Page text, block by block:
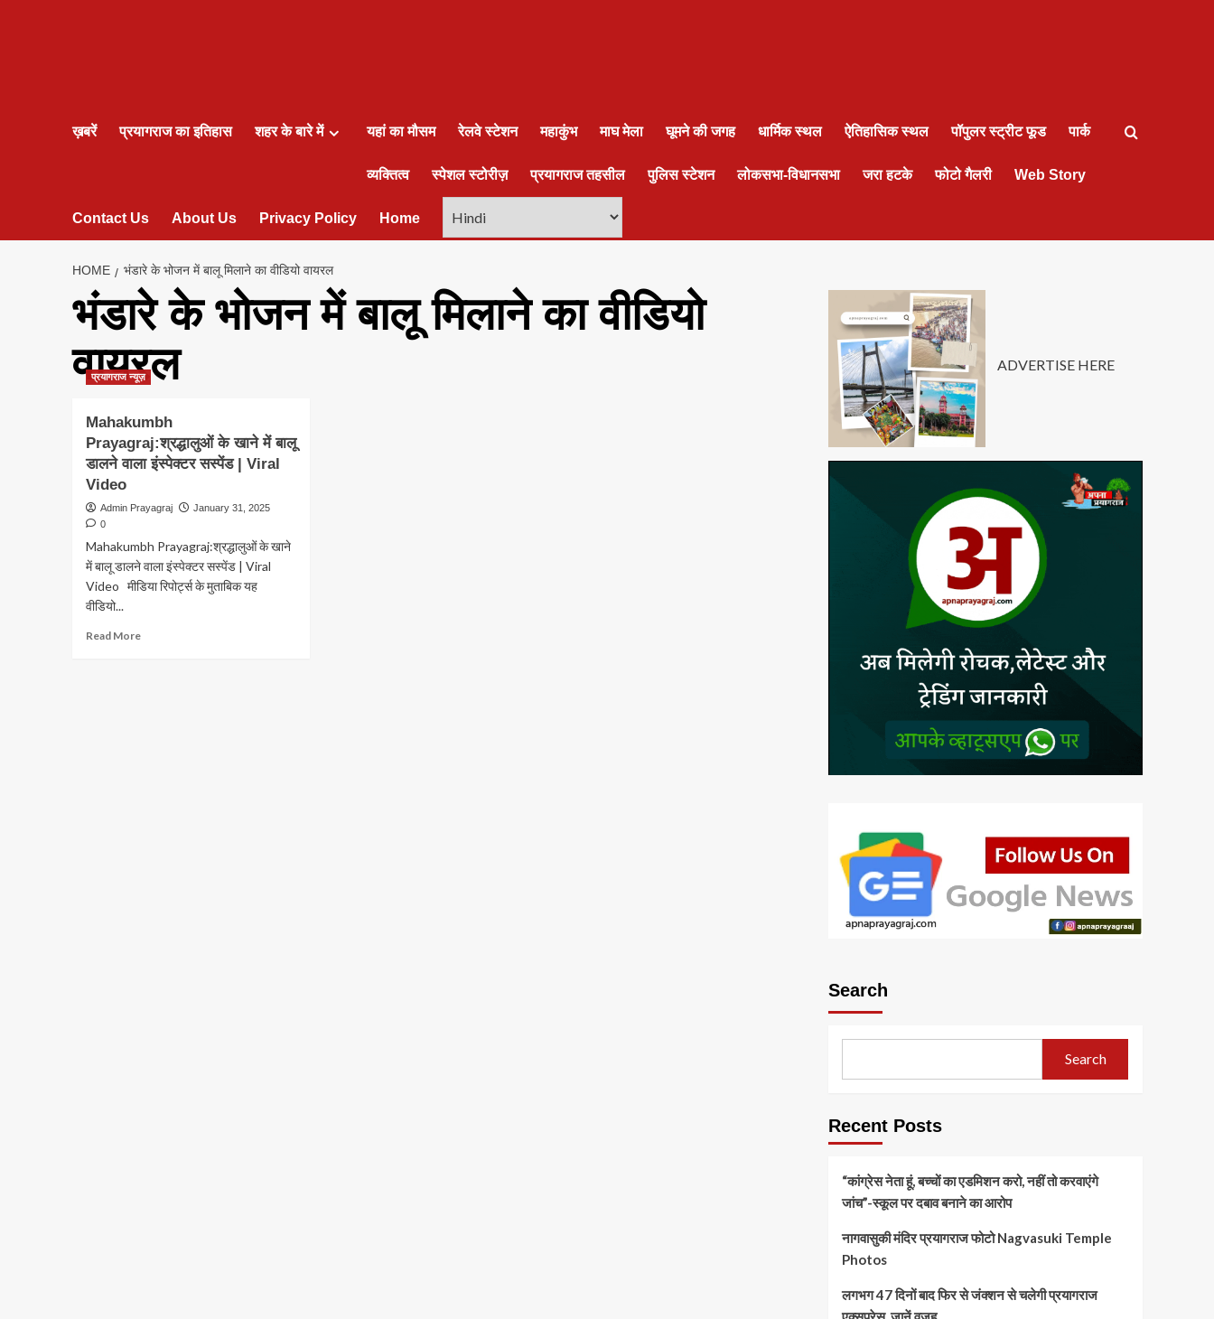
ख़बरें प्रयागराज का इतिहास शहर के बारे में यहां का मौसम रेलवे स्टेशन महाकुंभ माघ मेला घूमने की जगह धार्मिक स्थल ऐतिहासिक स्थल पॉपुलर स्ट्रीट फूड पार्क
व्यक्तित्व स्पेशल स्टोरीज़ प्रयागराज तहसील पुलिस स्टेशन लोकसभा-विधानसभा जरा हटके फोटो गैलरी Web Story
Contact Us About Us Privacy Policy Home
HOME भंडारे के भोजन में बालू मिलाने का वीडियो वायरल
भंडारे के भोजन में बालू मिलाने का वीडियो
वायरल
प्रयागराज न्यूज़
Mahakumbh
Prayagraj:श्रद्धालुओं के खाने में बालू
डालने वाला इंस्पेक्टर सस्पेंड | Viral
Video
Admin Prayagraj
January 31, 2025
0
Mahakumbh Prayagraj:श्रद्धालुओं के खाने
में बालू डालने वाला इंस्पेक्टर सस्पेंड | Viral
Video मीडिया रिपोर्ट्स के मुताबिक यह
वीडियो...
Read MoreRead
ADVERTISE HERE
Search
Search
Recent Posts
“कांग्रेस नेता हूं, बच्चों का एडमिशन करो, नहीं तो करवाएंगे
जांच”-स्कूल पर दबाव बनाने का आरोप
नागवासुकी मंदिर प्रयागराज फोटो Nagvasuki Temple
Photos
लगभग 47 दिनों बाद फिर से जंक्शन से चलेगी प्रयागराज